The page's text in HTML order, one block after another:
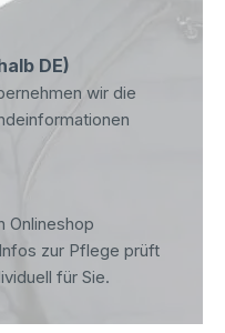
DE)
wir die
Onlineshop
zur Pflege prüft
für Sie.